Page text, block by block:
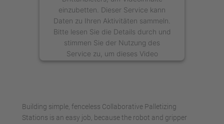
einzubetten. Dieser Service kann
Daten zu Ihren Aktivitäten sammeln.
Bitte lesen Sie die Details durch und
stimmen Sie der Nutzung des
Service zu, um dieses Video
anzusehen.
Akzeptieren
Building simple, fenceless Collaborative Palletizing
Stations is an easy job, because the robot and gripper